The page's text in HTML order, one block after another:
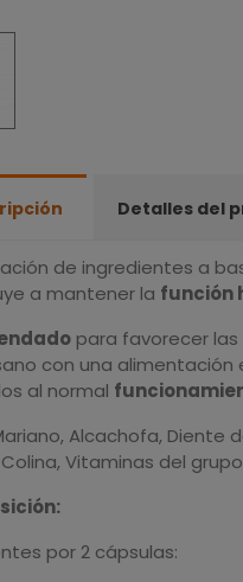
Detalles del
de ingredientes a
a mantener la función
para favorecer
con una alimentación
al normal
Alcachofa, Diente
Vitaminas del
por 2 cápsulas: